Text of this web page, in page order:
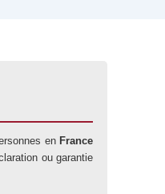
en France
ou garantie